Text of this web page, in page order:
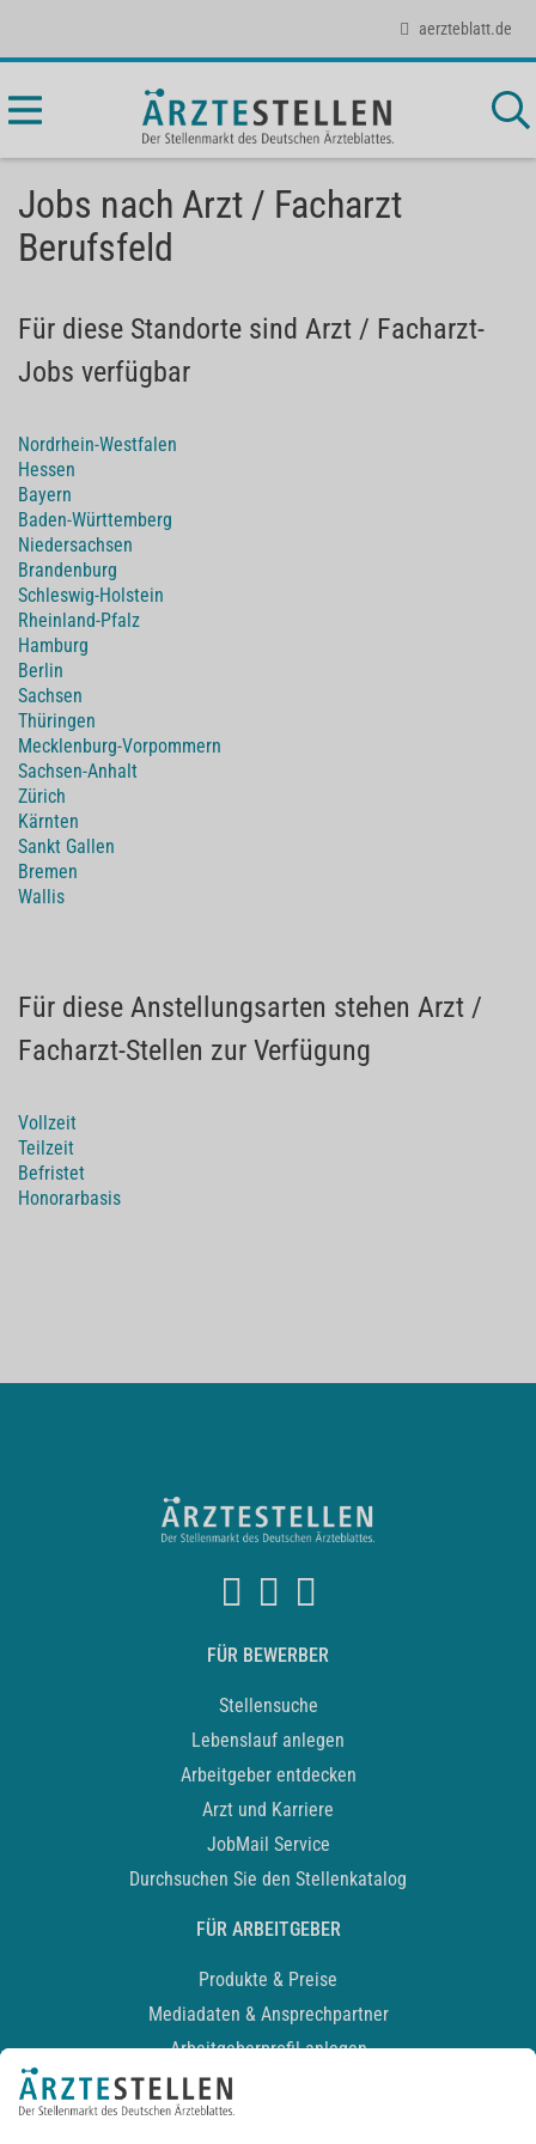
aerzteblatt.de
Jobs nach Arzt / Facharzt
Berufsfeld
Für diese Standorte sind Arzt / Facharzt-
Jobs verfügbar
Nordrhein-Westfalen
Hessen
Bayern
Baden-Württemberg
Niedersachsen
Brandenburg
Schleswig-Holstein
Rheinland-Pfalz
Hamburg
Berlin
Sachsen
Thüringen
Mecklenburg-Vorpommern
Sachsen-Anhalt
Zürich
Kärnten
Sankt Gallen
Bremen
Wallis
Für diese Anstellungsarten stehen Arzt /
Facharzt-Stellen zur Verfügung
Vollzeit
Teilzeit
Befristet
Honorarbasis
FÜR BEWERBER
Stellensuche
Lebenslauf anlegen
Arbeitgeber entdecken
Arzt und Karriere
JobMail Service
Durchsuchen Sie den Stellenkatalog
FÜR ARBEITGEBER
Produkte & Preise
Mediadaten & Ansprechpartner
Arbeitgeberprofil anlegen
Recruiting-Podcast